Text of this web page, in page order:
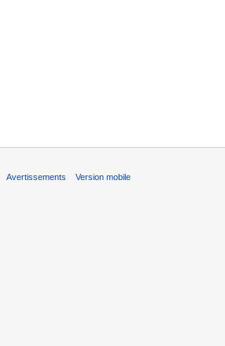
Avertissements Version mobile